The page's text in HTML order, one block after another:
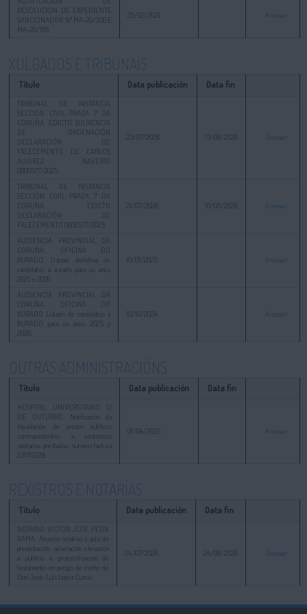
RESOLUCION DE EXPEDIENTE
SANCIONADOR Nº MA-20/200 E
MA-20/195
25/02/2021 Amosar
XULGADOS E TRIBUNAIS
Título Data publicación Data fin
TRIBUNAL DE INSTANCIA
SECCIÓN CIVIL PRAZA 7 DA
CORUÑA. EDICTO DILIXENCIA
DE ORDENACIÓN
DECLARACIÓN DE
FALECEMENTO DE CARLOS
ALVAREZ NAVEIRO
0000577/2025
23/07/2026 13/08/2026 Amosar
TRIBUNAL DE INSTANCIA
SECCIÓN CIVIL PRAZA 7 DA
CORUÑA. EDICTO
DECLARACIÓN DE
FALECEMENTO 0000577/2025
21/07/2026 10/08/2026 Amosar
AUDIENCIA PROVINCIAL DA
CORUÑA. OFICINA DO
XURADO. Listaxe definitiva de
candidatos a xurado para os anos
2025 e 2026
10/01/2025 Amosar
AUDIENCIA PROVINCIAL DA
CORUÑA. OFICINA DO
XURADO Listado de candidatos a
XURADO para os anos 2025 y
2026.
10/10/2024 Amosar
OUTRAS ADMINISTRACIÓNS
Título Data publicación Data fin
HOSPITAL UNIVERSITARIO 12
DE OUTUBRO. Notificación da
liquidación de prezos públicos
correspondentes a asistencias
sanitarias prestadas, número factura
2311102291
01/04/2025 Amosar
REXISTROS E NOTARÍAS
Título Data publicación Data fin
NOTARIO VICTOR JOSE PEON
RAMA. Anuncio relativo á acta de
presentación, adveración elevación
a público e protocolización de
testamento en perigo de morte de
Don José-Luís López Currás.
24/07/2026 24/08/2026 Amosar